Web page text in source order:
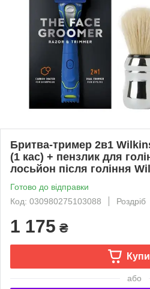
Бритва-тример 2в1
(1 кас) + пензлик для
лосьйон після гоління
Готово до відправки
Код: 030980275103088
Роздріб
1 175 ₴
або